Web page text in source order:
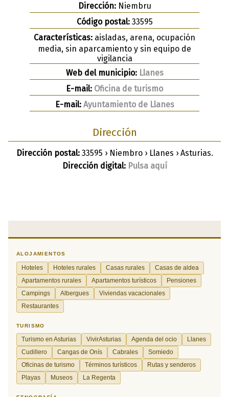
Dirección:Niembru
Código postal:33595
Características: aisladas, arena, ocupación
media, sin aparcamiento y sin equipo de
vigilancia
Web del municipio: Llanes
E-mail: Oficina de turismo
E-mail: Ayuntamiento de Llanes
Dirección
Dirección postal:33595 › Niembro › Llanes › Asturias.
Dirección digital: Pulsa aquí